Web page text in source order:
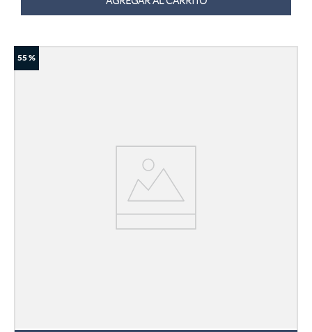
55 %